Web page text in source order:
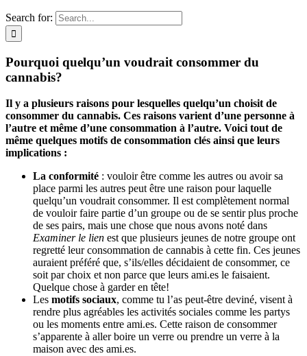
Search for:
Pourquoi quelqu’un voudrait consommer du
cannabis?
Il y a plusieurs raisons pour lesquelles quelqu’un choisit de
consommer du cannabis. Ces raisons varient d’une personne à
l’autre et même d’une consommation à l’autre. Voici tout de
même quelques motifs de consommation clés ainsi que leurs
implications :
La conformité : vouloir être comme les autres ou avoir sa
place parmi les autres peut être une raison pour laquelle
quelqu’un voudrait consommer. Il est complètement normal
de vouloir faire partie d’un groupe ou de se sentir plus proche
de ses pairs, mais une chose que nous avons noté dans
Examiner le lien est que plusieurs jeunes de notre groupe ont
regretté leur consommation de cannabis à cette fin. Ces jeunes
auraient préféré que, s’ils/elles décidaient de consommer, ce
soit par choix et non parce que leurs ami.es le faisaient.
Quelque chose à garder en tête!
Les motifs sociaux, comme tu l’as peut-être deviné, visent à
rendre plus agréables les activités sociales comme les partys
ou les moments entre ami.es. Cette raison de consommer
s’apparente à aller boire un verre ou prendre un verre à la
maison avec des ami.es.